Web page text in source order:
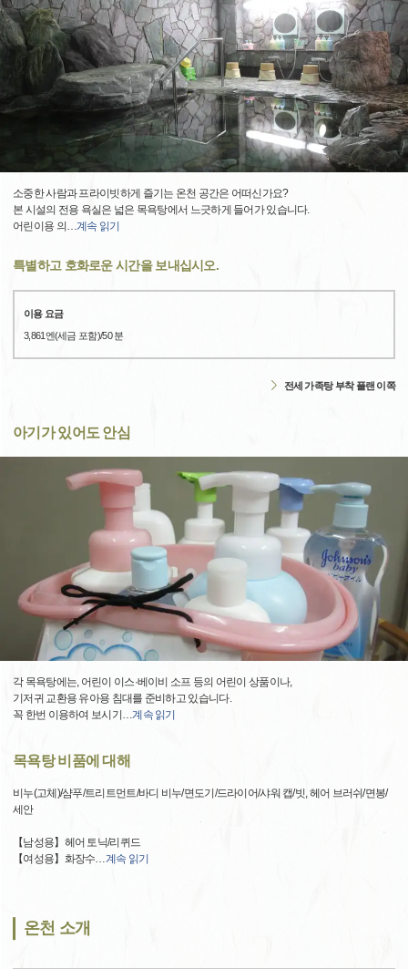
소중한 사람과 프라이빗하게 즐기는 온천 공간은 어떠신가요?
본 시설의 전용 욕실은 넓은 목욕탕에서 느긋하게 들어가 있습니다.
어린이용 의 …계속 읽기
특별하고 호화로운 시간을 보내십시오.
이용 요금
3,861엔(세금 포함)/50 분
전세 가족탕 부착 플랜 이쪽
아기가 있어도 안심
각 목욕탕에는, 어린이 이스·베이비 소프 등의 어린이 상품이나,
기저귀 교환용 유아용 침대를 준비하고 있습니다.
꼭 한번 이용하여 보시기 …계속 읽기
목욕탕 비품에 대해
비누(고체)/샴푸/트리트먼트/바디 비누/면도기/드라이어/샤워 캡/빗, 헤어 브러쉬/면봉/
세안
【남성용】헤어 토닉/리퀴드
【여성용】화장수…계속 읽기
온천 소개